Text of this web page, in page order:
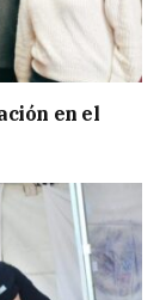
en el